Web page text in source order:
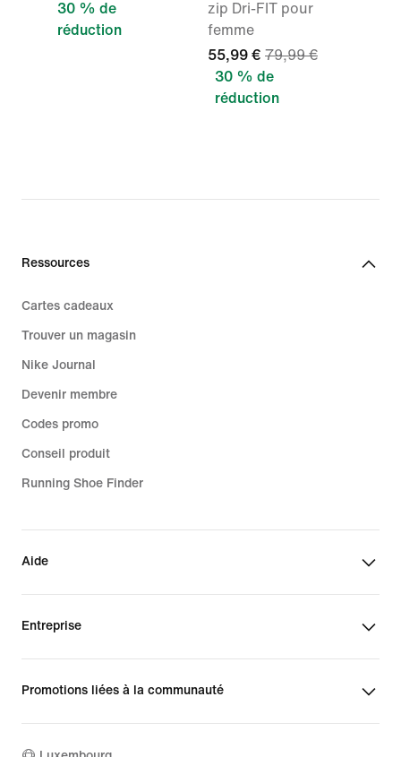
30 % de
réduction
zip Dri-FIT pour
femme
55,99 € 79,99 €
30 % de
réduction
Ressources
Cartes cadeaux
Trouver un magasin
Nike Journal
Devenir membre
Codes promo
Conseil produit
Running Shoe Finder
Aide
Entreprise
Promotions liées à la communauté